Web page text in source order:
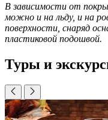
В зависимости от
можно и на льду, и на
поверхности, снаряд
пластиковой подошвой.
Туры и